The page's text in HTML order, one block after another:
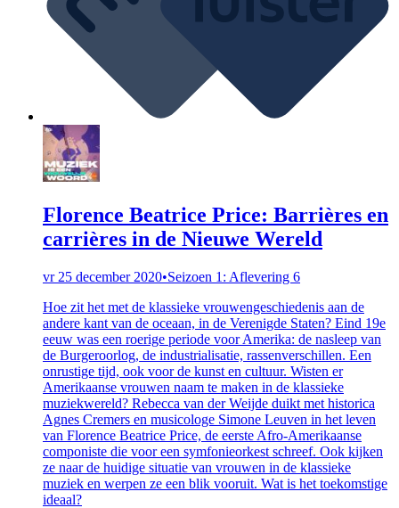
Florence Beatrice Price: Barrières en
carrières in de Nieuwe Wereld
vr 25 december 2020•Seizoen 1: Aflevering 6
Hoe zit het met de klassieke vrouwengeschiedenis aan de
andere kant van de oceaan, in de Verenigde Staten? Eind 19e
eeuw was een roerige periode voor Amerika: de nasleep van
de Burgeroorlog, de industrialisatie, rassenverschillen. Een
onrustige tijd, ook voor de kunst en cultuur. Wisten er
Amerikaanse vrouwen naam te maken in de klassieke
muziekwereld? Rebecca van der Weijde duikt met historica
Agnes Cremers en musicologe Simone Leuven in het leven
van Florence Beatrice Price, de eerste Afro-Amerikaanse
componiste die voor een symfonieorkest schreef. Ook kijken
ze naar de huidige situatie van vrouwen in de klassieke
muziek en werpen ze een blik vooruit. Wat is het toekomstige
ideaal?